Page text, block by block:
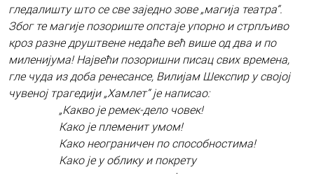
гледалишту што се све заједно зове „магија театра“.
Због те магије позориште опстаје упорно и стрпљиво
кроз разне друштвене недаће већ више од два и по
миленијума! Највећи позоришни писац свих времена,
гле чуда из доба ренесансе, Вилијам Шекспир у својој
чувеној трагедији „Хамлет“ је написао:
„Какво је ремек-дело човек!
Како је племенит умом!
Како неограничен по способностима!
Како је у облику и покрету